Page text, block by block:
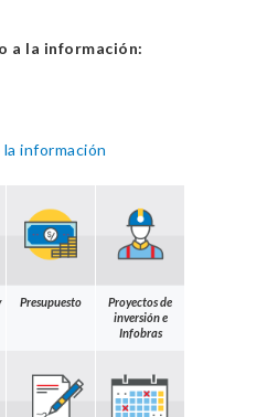
a la información:
información
Presupuesto
Proyectos de
inversión e
Infobras